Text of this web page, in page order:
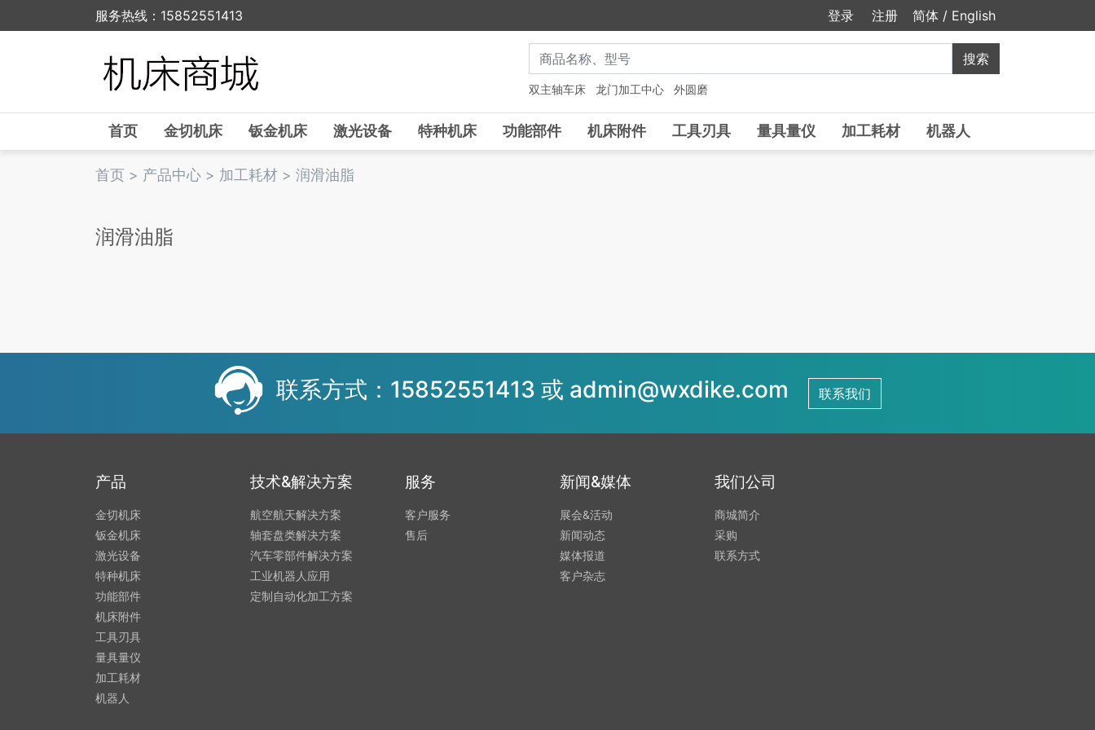
服务热线：15852551413 登录 注册 简体 / English
双主轴车床 龙门加工中心 外圆磨
首页 金切机床 钣金机床 激光设备 特种机床 功能部件 机床附件 工具刃具 量具量仪 加工耗材 机器人
首页 > 产品中心 > 加工耗材 > 润滑油脂
润滑油脂
联系方式：15852551413 或 admin@wxdike.com 联系我们
产品
金切机床
钣金机床
激光设备
特种机床
功能部件
机床附件
工具刃具
量具量仪
加工耗材
机器人
技术&解决方案
航空航天解决方案
轴套盘类解决方案
汽车零部件解决方案
工业机器人应用
定制自动化加工方案
服务
客户服务
售后
新闻&媒体
展会&活动
新闻动态
媒体报道
客户杂志
我们公司
商城简介
采购
联系方式